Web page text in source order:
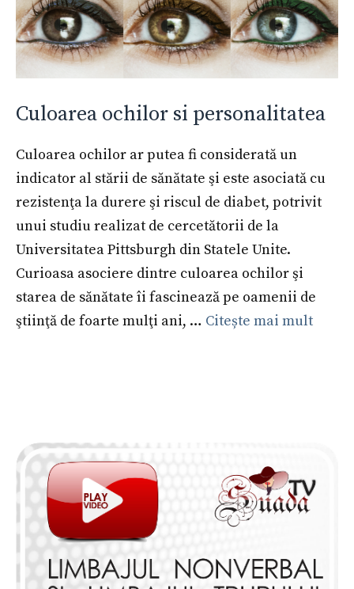
Culoarea ochilor si personalitatea
Culoarea ochilor ar putea fi considerată un
indicator al stării de sănătate şi este asociată cu
rezistenţa la durere şi riscul de diabet, potrivit
unui studiu realizat de cercetătorii de la
Universitatea Pittsburgh din Statele Unite.
Curioasa asociere dintre culoarea ochilor şi
starea de sănătate îi fascinează pe oamenii de
ştiinţă de foarte mulţi ani, … Citește mai mult